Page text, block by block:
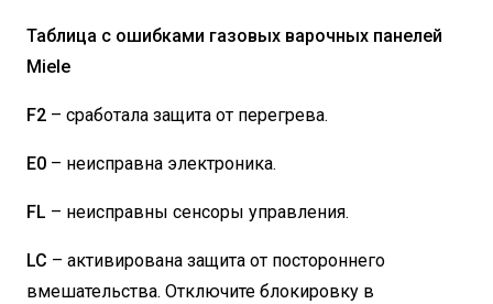
Таблица с ошибками газовых варочных панелей
Miele
F2 – сработала защита от перегрева.
E0 – неисправна электроника.
FL – неисправны сенсоры управления.
LC – активирована защита от постороннего
вмешательства. Отключите блокировку в